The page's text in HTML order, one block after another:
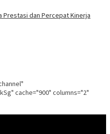
Prestasi dan Percepat Kinerja
cache="900" columns="2"